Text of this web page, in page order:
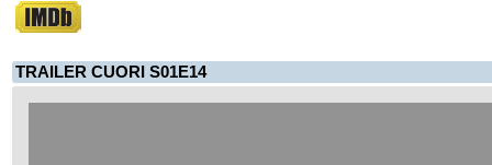
TRAILER CUORI S01E14